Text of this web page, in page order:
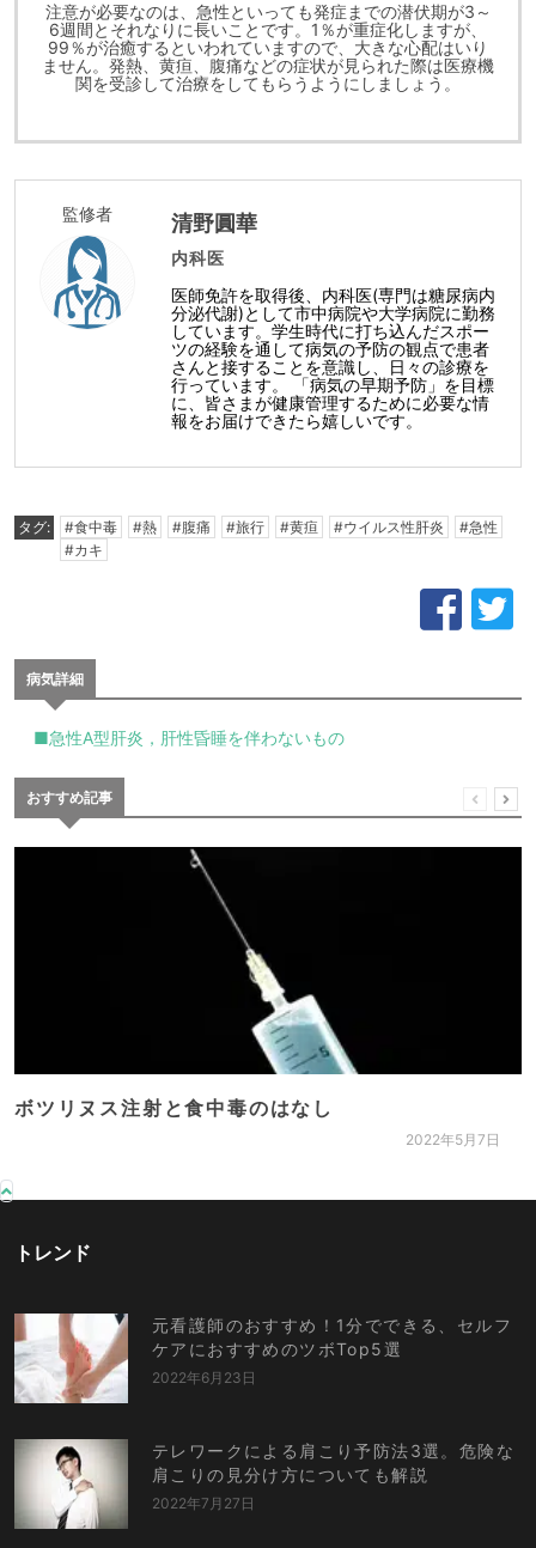
注意が必要なのは、急性といっても発症までの潜伏期が3～
6週間とそれなりに長いことです。1％が重症化しますが、
99％が治癒するといわれていますので、大きな心配はいり
ません。発熱、黄疸、腹痛などの症状が見られた際は医療機
関を受診して治療をしてもらうようにしましょう。
監修者 清野圓華
内科医
医師免許を取得後、内科医(専門は糖尿病内
分泌代謝)として市中病院や大学病院に勤務
しています。学生時代に打ち込んだスポー
ツの経験を通して病気の予防の観点で患者
さんと接することを意識し、日々の診療を
行っています。 「病気の早期予防」を目標
に、皆さまが健康管理するために必要な情
報をお届けできたら嬉しいです。
タグ: #食中毒 #熱 #腹痛 #旅行 #黄疸 #ウイルス性肝炎
#急性
#カキ
病気詳細
■急性A型肝炎，肝性昏睡を伴わないもの
おすすめ記事
ボツリヌス注射と食中毒のはなし
2022年5月7日
トレンド
元看護師のおすすめ！1分でできる、セルフ
ケアにおすすめのツボTop5選
2022年6月23日
テレワークによる肩こり予防法3選。危険な
肩こりの見分け方についても解説
2022年7月27日